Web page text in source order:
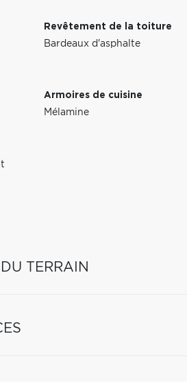
Revêtement de la toiture
Bardeaux d'asphalte
Armoires de cuisine
Mélamine
TERRAIN